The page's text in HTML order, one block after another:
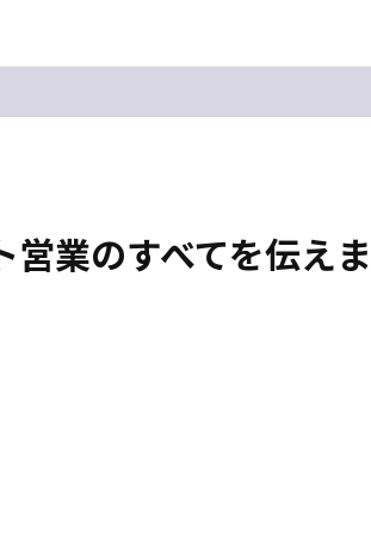
業のすべてを伝えま